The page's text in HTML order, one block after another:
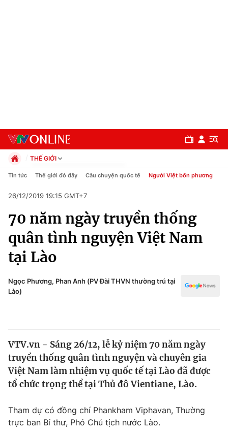
Chuyên mục
Chính trị
Xã hội
Pháp luật
Thế giới
Tin tức
Thế giới đó đây
Câu chuyện quốc tế
Kinh tế
Thị trường
Dữ liệu và đời sống
THẾ GIỚI
Chính trị
Pháp luật
Kinh tế
Thể thao
Truyền hình
Văn hóa - Giải trí
Đời sống
Tin tức Thế giới đó đây Câu chuyện quốc tế Người Việt bốn phương
26/12/2019 19:15 GMT+7
70 năm ngày truyền thống
quân tình nguyện Việt Nam
tại Lào
Ngọc Phương, Phan Anh (PV Đài THVN thường trú tại
Lào)
VTV.vn - Sáng 26/12, lễ kỷ niệm 70 năm ngày
truyền thống quân tình nguyện và chuyên gia
Việt Nam làm nhiệm vụ quốc tế tại Lào đã được
tổ chức trọng thể tại Thủ đô Vientiane, Lào.
Tham dự có đồng chí Phankham Viphavan, Thường
trực ban Bí thư, Phó Chủ tịch nước Lào.